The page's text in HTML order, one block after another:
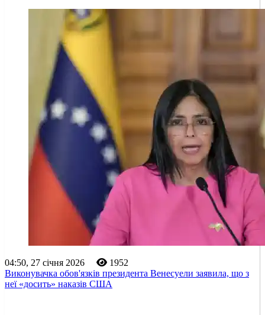
04:50, 27 січня 2026
1952
Виконувачка обов'язків президента Венесуели заявила, що з
неї «досить» наказів США